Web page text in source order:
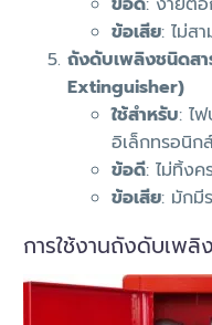
ข้อเสีย: ไม่ส
ถังดับเพลิงชนิดส
Extinguisher)
ใช้สำหรับ: ไ
อิเล็กทรอนิก
ข้อดี: ไม่ทิ้งค
ข้อเสีย: มักมี
การใช้งานถังดับเพลิง